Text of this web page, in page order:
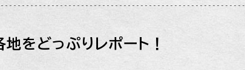
をどっぷりレポート！